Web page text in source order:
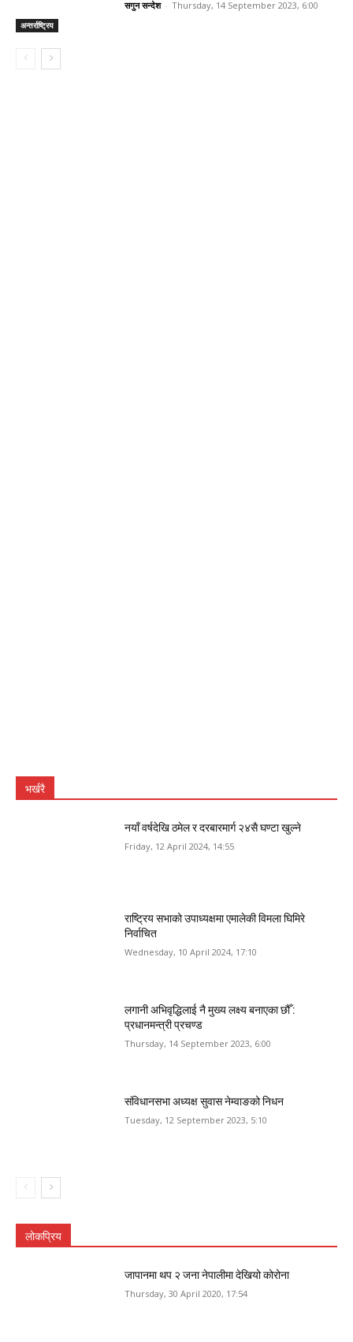
अन्तर्राष्ट्रिय
सगुन सन्देश - Thursday, 14 September 2023, 6:00
भर्खरै
नयाँ वर्षदेखि ठमेल र दरबारमार्ग २४सै घण्टा खुल्ने
Friday, 12 April 2024, 14:55
राष्ट्रिय सभाको उपाध्यक्षमा एमालेकी विमला घिमिरे
निर्वाचित
Wednesday, 10 April 2024, 17:10
लगानी अभिवृद्धिलाई नै मुख्य लक्ष्य बनाएका छौँ :
प्रधानमन्त्री प्रचण्ड
Thursday, 14 September 2023, 6:00
संविधानसभा अध्यक्ष सुवास नेम्वाङको निधन
Tuesday, 12 September 2023, 5:10
लोकप्रिय
जापानमा थप २ जना नेपालीमा देखियो कोरोना
Thursday, 30 April 2020, 17:54